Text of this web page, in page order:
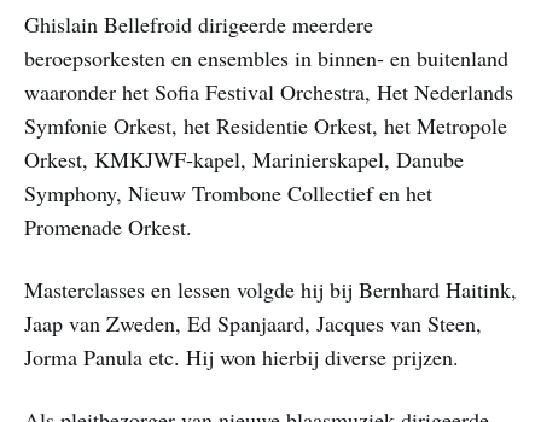
Ghislain Bellefroid dirigeerde meerdere
beroepsorkesten en ensembles in binnen- en buitenland
waaronder het Sofia Festival Orchestra, Het Nederlands
Symfonie Orkest, het Residentie Orkest, het Metropole
Orkest, KMKJWF-kapel, Marinierskapel, Danube
Symphony, Nieuw Trombone Collectief en het
Promenade Orkest.
Masterclasses en lessen volgde hij bij Bernhard Haitink,
Jaap van Zweden, Ed Spanjaard, Jacques van Steen,
Jorma Panula etc. Hij won hierbij diverse prijzen.